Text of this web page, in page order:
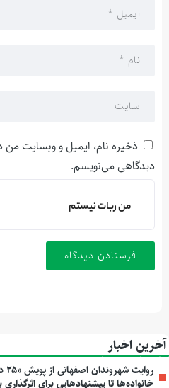
ذخیره نام، ایمیل و وبسایت من
دیدگاهی می‌نویسم.
من ربات نیستم
آخرین اخبار
خانواده‌ها تا پیشنهادهایی برای